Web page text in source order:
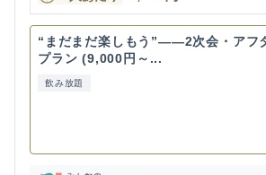
“まだまだ楽しもう”——2次会・アフ
プラン (9,000円～...
飲み放題